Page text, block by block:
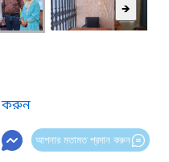
🡺
করুন
আপনার মতামত প্রদান করুন